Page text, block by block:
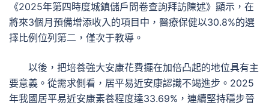
《2025年第四時度城鎮儲戶問卷查詢拜訪陳述》顯示，在
將來3個月預備增添收入的項目中，醫療保健以30.8%的選
擇比例位列第二，僅次于教導。
以後，把培養強大安康花費擺在加倍凸起的地位具有主
要意義。從需求側看，居平易近安康認識不竭進步。2025
年我國居平易近安康素養程度達33.69%，連續堅持穩步晉